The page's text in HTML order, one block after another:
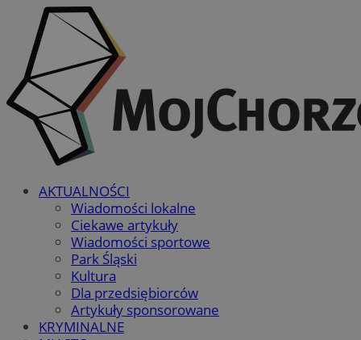
AKTUALNOŚCI
Wiadomości lokalne
Ciekawe artykuły
Wiadomości sportowe
Park Śląski
Kultura
Dla przedsiębiorców
Artykuły sponsorowane
KRYMINALNE